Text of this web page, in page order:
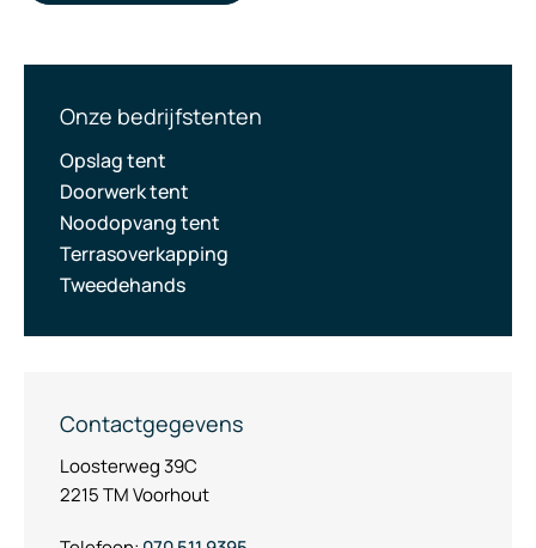
Onze bedrijfstenten
Opslag tent
Doorwerk tent
Noodopvang tent
Terrasoverkapping
Tweedehands
Contactgegevens
Loosterweg 39C
2215 TM Voorhout